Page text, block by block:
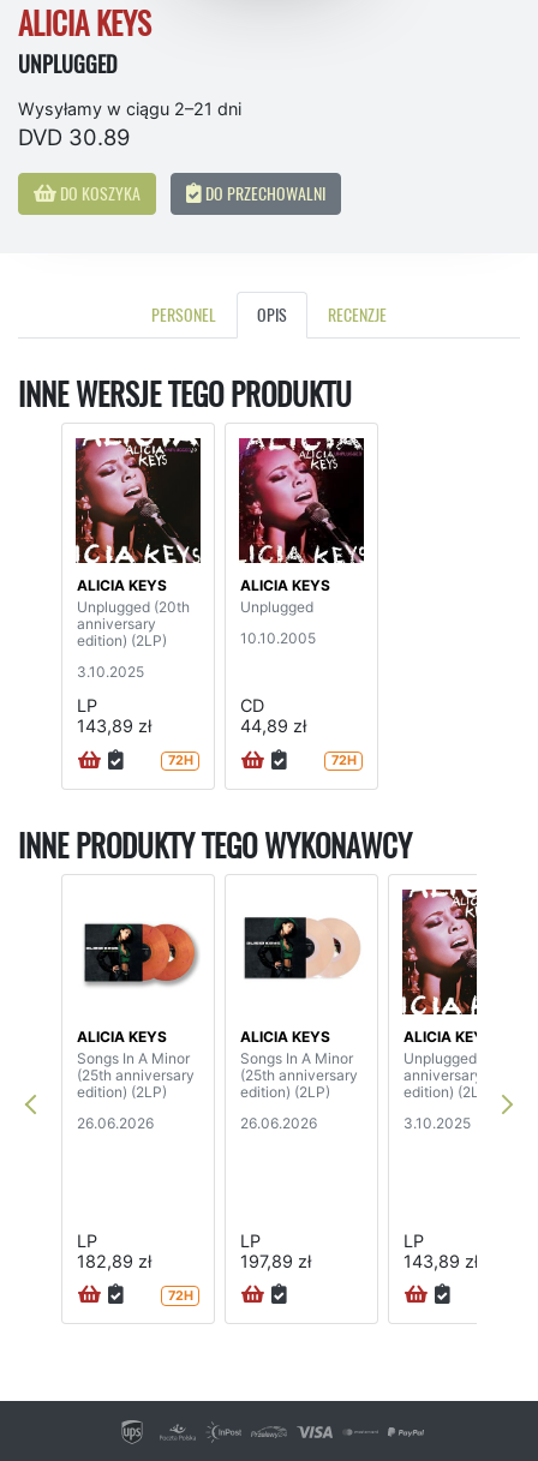
ALICIA KEYS
UNPLUGGED
Wysyłamy w ciągu 2–21 dni
DVD 30.89
DO KOSZYKA DO PRZECHOWALNI
PERSONEL OPIS RECENZJE
INNE WERSJE TEGO PRODUKTU
ALICIA KEYS
Unplugged (20th
anniversary
edition) (2LP)
3.10.2025
LP
143,89 zł
72H
ALICIA KEYS
Unplugged
10.10.2005
CD
44,89 zł
72H
INNE PRODUKTY TEGO WYKONAWCY
ALICIA KEYS
Songs In A Minor
(25th anniversary
edition) (2LP)
26.06.2026
LP
182,89 zł
72H
ALICIA KEYS
Songs In A Minor
(25th anniversary
edition) (2LP)
26.06.2026
LP
197,89 zł
ALICIA KEYS
Unplugged (20th
anniversary
edition) (2LP)
3.10.2025
LP
143,89 zł